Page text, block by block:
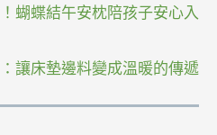
蝴蝶結午安枕陪孩子安心入
讓床墊邊料變成溫暖的傳遞